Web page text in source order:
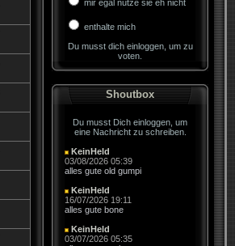
mir egal nutze sie eh nicht
enthalte mich
Du musst dich einloggen, um zu
voten.
Shoutbox
Du musst Dich einloggen, um
eine Nachricht zu schreiben.
KeinHeld
03/08/2026 05:39
alles gute old gumpi
KeinHeld
16/07/2026 19:11
alles gute bone
KeinHeld
03/07/2026 05:35